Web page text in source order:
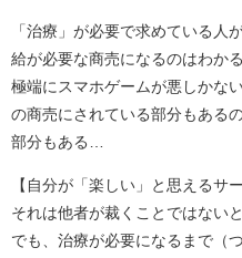
「治療」が必要で求めている人
給が必要な商売になるのはわかる
極端にスマホゲームが悪しかな
の商売にされている部分もある
部分もある…
【自分が「楽しい」と思えるサ
それは他者が裁くことではないと
でも、治療が必要になるまで（